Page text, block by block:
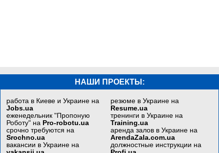
НАШИ ПРОЕКТЫ:
работа в Киеве и Украине на
Jobs.ua
еженедельник "Пропоную
Роботу" на Pro-robotu.ua
срочно требуются на
Srochno.ua
вакансии в Украине на
резюме в Украине на
Resume.ua
тренинги в Украине на
Training.ua
аренда залов в Украине на
ArendaZala.com.ua
должностные инструкции на